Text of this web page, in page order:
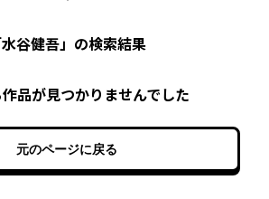
水谷健吾」の検索結果
品が見つかりませんでした
元のページに戻る